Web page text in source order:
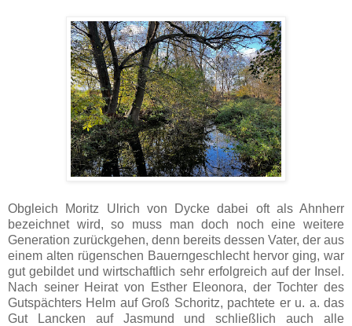
Obgleich Moritz Ulrich von Dycke dabei oft als Ahnherr
bezeichnet wird, so muss man doch noch eine weitere
Generation zurückgehen, denn bereits dessen Vater, der aus
einem alten rügenschen Bauerngeschlecht hervor ging, war
gut gebildet und wirtschaftlich sehr erfolgreich auf der Insel.
Nach seiner Heirat von Esther Eleonora, der Tochter des
Gutspächters Helm auf Groß Schoritz, pachtete er u. a. das
Gut Lancken auf Jasmund und schließlich auch alle